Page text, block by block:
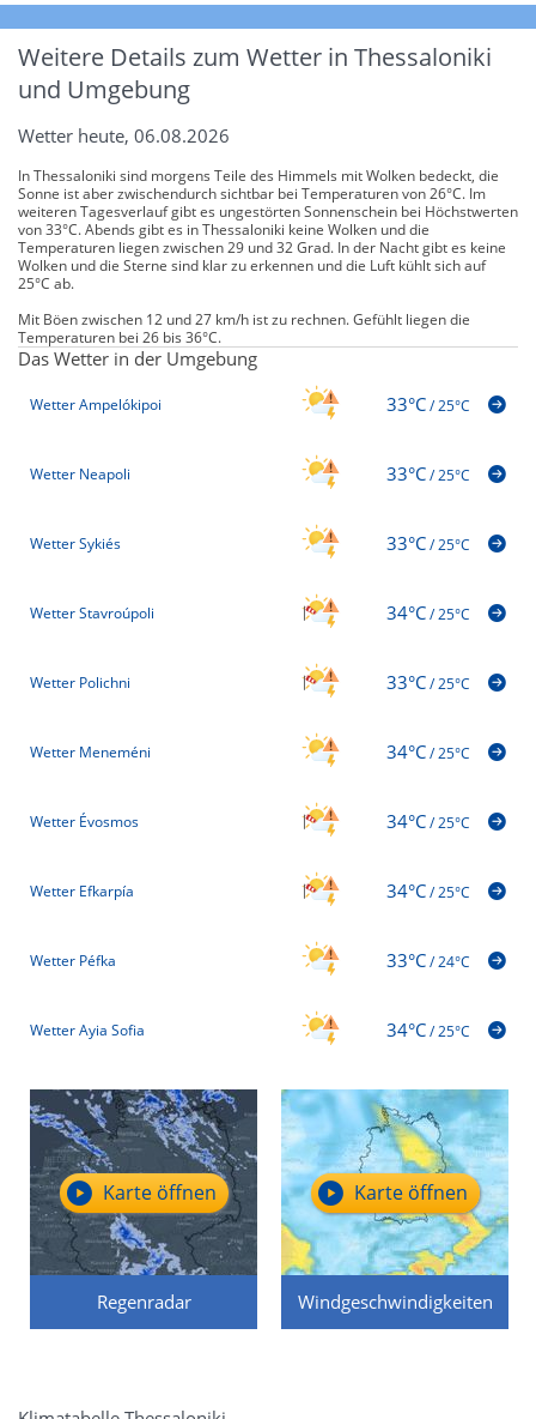
Weitere Details zum Wetter in Thessaloniki
und Umgebung
Wetter heute, 06.08.2026
In Thessaloniki sind morgens Teile des Himmels mit Wolken bedeckt, die
Sonne ist aber zwischendurch sichtbar bei Temperaturen von 26°C. Im
weiteren Tagesverlauf gibt es ungestörten Sonnenschein bei Höchstwerten
von 33°C. Abends gibt es in Thessaloniki keine Wolken und die
Temperaturen liegen zwischen 29 und 32 Grad. In der Nacht gibt es keine
Wolken und die Sterne sind klar zu erkennen und die Luft kühlt sich auf
25°C ab.
Mit Böen zwischen 12 und 27 km/h ist zu rechnen. Gefühlt liegen die
Temperaturen bei 26 bis 36°C.
Das Wetter in der Umgebung
Wetter Ampelókipoi 33°C/25°C
Wetter Neapoli 33°C/25°C
Wetter Sykiés 33°C/25°C
Wetter Stavroúpoli 34°C/25°C
Wetter Polichni 33°C/25°C
Wetter Meneméni 34°C/25°C
Wetter Évosmos 34°C/25°C
Wetter Efkarpía 34°C/25°C
Wetter Péfka 33°C/24°C
Wetter Ayia Sofia 34°C/25°C
Regenradar
Karte öffnen
Windgeschwindigkeiten
Karte öffnen